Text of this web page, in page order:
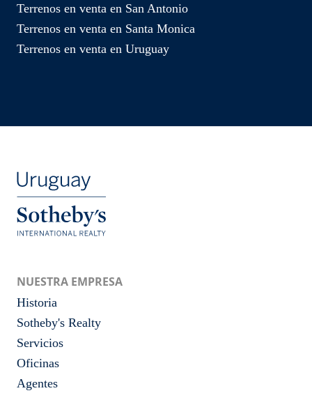
Terrenos en venta en San Antonio
Terrenos en venta en Santa Monica
Terrenos en venta en Uruguay
NUESTRA EMPRESA
Historia
Sotheby's Realty
Servicios
Oficinas
Agentes